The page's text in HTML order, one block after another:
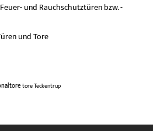
und Rauchschutztüren bzw. -
und Tore
toreTeckentrup